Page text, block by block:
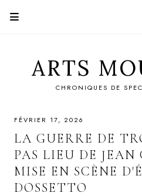
ARTS
CHRONIQUES DE
FÉVRIER 17, 2026
LA GUERRE DE
PAS LIEU DE
MISE EN SCÈNE
DOSSETTO